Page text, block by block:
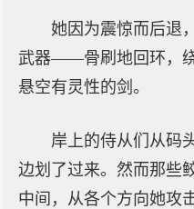
她因为震惊而后退
武器——骨刷地回环，
悬空有灵性的剑。
岸上的侍从们从码
边划了过来。然而那些
中间，从各个方向她攻